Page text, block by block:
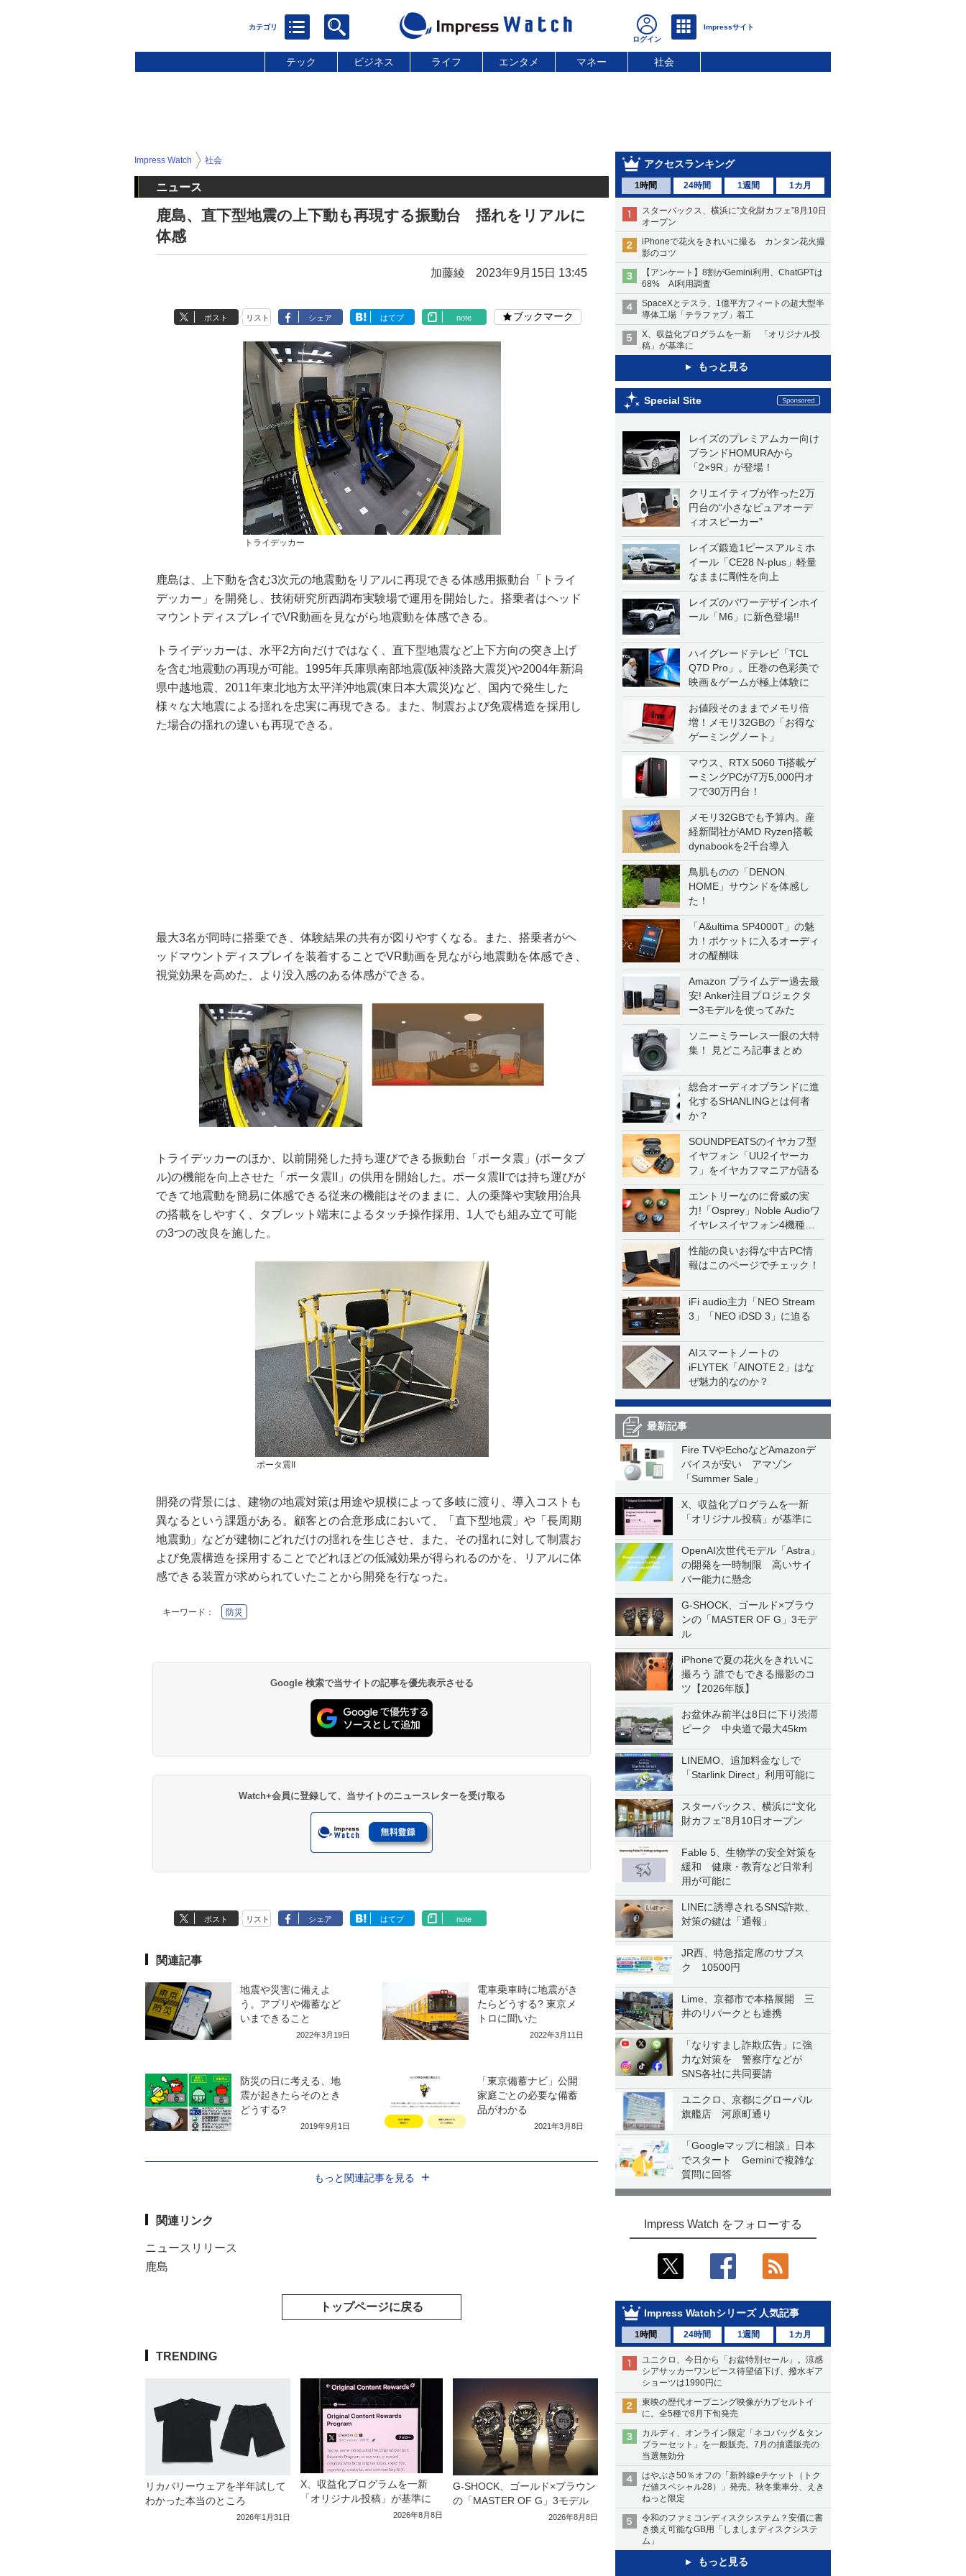
テック ビジネス ライフ エンタメ マネー 社会
アクセスランキング
1時間 24時間 1週間 1カ月
スターバックス、横浜に“文化財カフェ”8月10日
オープン
iPhoneで花火をきれいに撮る カンタン花火撮
影のコツ
【アンケート】8割がGemini利用、ChatGPTは
68% AI利用調査
SpaceXとテスラ、1億平方フィートの超大型半
導体工場「テラファブ」着工
X、収益化プログラムを一新 「オリジナル投
稿」が基準に
もっと見る
Special Site
レイズのプレミアムカー向け
ブランドHOMURAから
「2×9R」が登場！
クリエイティブが作った2万
円台の“小さなピュアオーデ
ィオスピーカー”
レイズ鍛造1ピースアルミホ
イール「CE28 N-plus」軽量
なままに剛性を向上
レイズのパワーデザインホイ
ール「M6」に新色登場!!
ハイグレードテレビ「TCL
Q7D Pro」。圧巻の色彩美で
映画＆ゲームが極上体験に
お値段そのままでメモリ倍
増！メモリ32GBの「お得な
ゲーミングノート」
マウス、RTX 5060 Ti搭載ゲ
ーミングPCが7万5,000円オ
フで30万円台！
メモリ32GBでも予算内。産
経新聞社がAMD Ryzen搭載
dynabookを2千台導入
鳥肌ものの「DENON
HOME」サウンドを体感し
た！
「A&ultima SP4000T」の魅
力！ポケットに入るオーディ
オの醍醐味
Amazon プライムデー過去最
安! Anker注目プロジェクタ
ー3モデルを使ってみた
ソニーミラーレス一眼の大特
集！ 見どころ記事まとめ
総合オーディオブランドに進
化するSHANLINGとは何者
か？
SOUNDPEATSのイヤカフ型
イヤフォン「UU2イヤーカ
フ」をイヤカフマニアが語る
エントリーなのに脅威の実
力!「Osprey」Noble Audioワ
イヤレスイヤフォン4機種を
一気に聴く
性能の良いお得な中古PC情
報はこのページでチェック！
iFi audio主力「NEO Stream
3」「NEO iDSD 3」に迫る
AIスマートノートの
iFLYTEK「AINOTE 2」はな
ぜ魅力的なのか？
最新記事
Fire TVやEchoなどAmazonデ
バイスが安い アマゾン
「Summer Sale」
X、収益化プログラムを一新
「オリジナル投稿」が基準に
OpenAI次世代モデル「Astra」
の開発を一時制限 高いサイ
バー能力に懸念
G-SHOCK、ゴールド×ブラウ
ンの「MASTER OF G」3モデ
ル
iPhoneで夏の花火をきれいに
撮ろう 誰でもできる撮影のコ
ツ【2026年版】
お盆休み前半は8日に下り渋滞
ピーク 中央道で最大45km
LINEMO、追加料金なしで
「Starlink Direct」利用可能に
スターバックス、横浜に“文化
財カフェ”8月10日オープン
Fable 5、生物学の安全対策を
緩和 健康・教育など日常利
用が可能に
LINEに誘導されるSNS詐欺、
対策の鍵は「通報」
JR西、特急指定席のサブス
ク 10500円
Lime、京都市で本格展開 三
井のリパークとも連携
「なりすまし詐欺広告」に強
力な対策を 警察庁などが
SNS各社に共同要請
ユニクロ、京都にグローバル
旗艦店 河原町通り
「Googleマップに相談」日本
でスタート Geminiで複雑な
質問に回答
Impress Watch をフォローする
Impress Watchシリーズ 人気記事
1時間 24時間 1週間 1カ月
ユニクロ、今日から「お盆特別セール」。涼感
シアサッカーワンピース待望値下げ、撥水ギア
ショーツは1990円に
東映の歴代オープニング映像がカプセルトイ
に。全5種で8月下旬発売
カルディ、オンライン限定「ネコバッグ＆タン
ブラーセット」を一般販売。7月の抽選販売の
当選無効分
はやぶさ50％オフの「新幹線eチケット（トク
だ値スペシャル28）」発売。秋冬乗車分、えき
ねっと限定
令和のファミコンディスクシステム？安価に書
き換え可能なGB用「しましまディスクシステ
ム」
もっと見る
Impress Watch 社会
ニュース
鹿島、直下型地震の上下動も再現する振動台 揺れをリアルに
体感
加藤綾 2023年9月15日 13:45
ポスト リスト シェア はてブ note ブックマーク
トライデッカー
鹿島は、上下動を含む3次元の地震動をリアルに再現できる体感用振動台「トライ
デッカー」を開発し、技術研究所西調布実験場で運用を開始した。搭乗者はヘッド
マウントディスプレイでVR動画を見ながら地震動を体感できる。
トライデッカーは、水平2方向だけではなく、直下型地震など上下方向の突き上げ
を含む地震動の再現が可能。1995年兵庫県南部地震(阪神淡路大震災)や2004年新潟
県中越地震、2011年東北地方太平洋沖地震(東日本大震災)など、国内で発生した
様々な大地震による揺れを忠実に再現できる。また、制震および免震構造を採用し
た場合の揺れの違いも再現できる。
最大3名が同時に搭乗でき、体験結果の共有が図りやすくなる。また、搭乗者がヘ
ッドマウントディスプレイを装着することでVR動画を見ながら地震動を体感でき、
視覚効果を高めた、より没入感のある体感ができる。
トライデッカーのほか、以前開発した持ち運びできる振動台「ポータ震」(ポータブ
ル)の機能を向上させた「ポータ震II」の供用を開始した。ポータ震IIでは持ち運びが
できて地震動を簡易に体感できる従来の機能はそのままに、人の乗降や実験用治具
の搭載をしやすく、タブレット端末によるタッチ操作採用、1人でも組み立て可能
の3つの改良を施した。
ポータ震II
開発の背景には、建物の地震対策は用途や規模によって多岐に渡り、導入コストも
異なるという課題がある。顧客との合意形成において、「直下型地震」や「長周期
地震動」などが建物にどれだけの揺れを生じさせ、また、その揺れに対して制震お
よび免震構造を採用することでどれほどの低減効果が得られるのかを、リアルに体
感できる装置が求められていたことから開発を行なった。
キーワード： 防災
Google 検索で当サイトの記事を優先表示させる
Watch+会員に登録して、当サイトのニュースレターを受け取る
ポスト リスト シェア はてブ note
関連記事
地震や災害に備えよ
う。アプリや備蓄など
いまできること
2022年3月19日
電車乗車時に地震がき
たらどうする? 東京メ
トロに聞いた
2022年3月11日
防災の日に考える、地
震が起きたらそのとき
どうする?
2019年9月1日
「東京備蓄ナビ」公開
家庭ごとの必要な備蓄
品がわかる
2021年3月8日
もっと関連記事を見る
関連リンク
ニュースリリース
鹿島
トップページに戻る
TRENDING
リカバリーウェアを半年試して
わかった本当のところ
2026年1月31日
X、収益化プログラムを一新
「オリジナル投稿」が基準に
2026年8月8日
G-SHOCK、ゴールド×ブラウン
の「MASTER OF G」3モデル
2026年8月8日